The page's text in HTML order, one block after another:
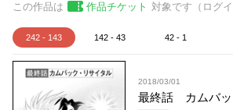
この作品は 作品チケット 対象です（ログ
242 - 143 142 - 43 42 - 1
2018/03/01
最終話 カムバッ